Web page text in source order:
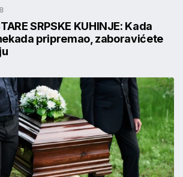
SRPSKE KUHINJE: Kada
pripremao, zaboravićete